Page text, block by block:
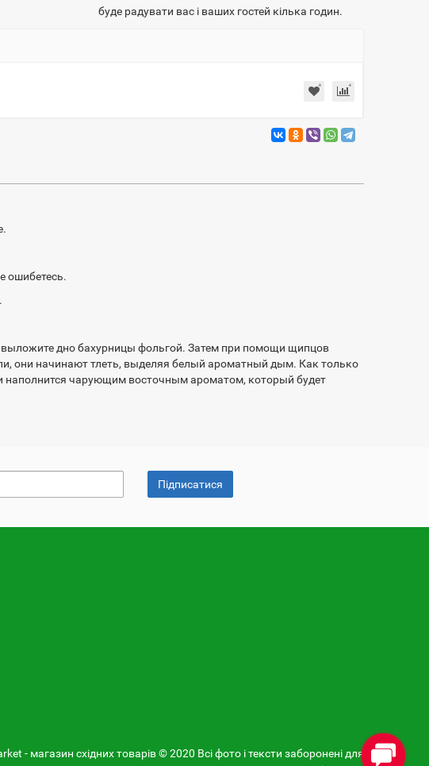
буде радувати вас і ваших гостей кілька годин.
ошибетесь.
выложите дно бахурницы фольгой. Затем при помощи щипцов
они начинают тлеть, выделяя белый ароматный дым. Как только
наполнится чарующим восточным ароматом, который будет
Підписатися
- магазин східних товарів © 2020 Всі фото і тексти заборонені для